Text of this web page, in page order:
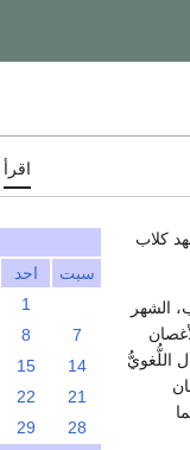
اقرأ
سبت
احد
1
7
8
14
15
21
22
28
29
عُرف بهذا الاسم نحو عام 412م في عهد كلاب
الشهر
اللُّغويُّ